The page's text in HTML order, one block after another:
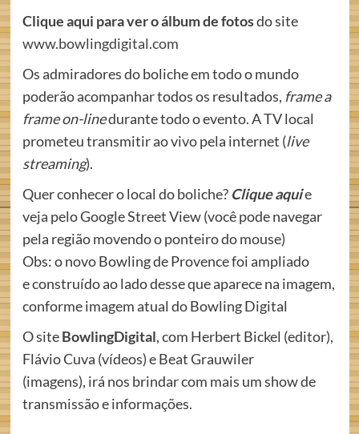
Clique aqui para ver o álbum de fotosdo site
www.bowlingdigital.com
Os admiradores do boliche em todo o mundo
poderão acompanhar todos os resultados, frame a
frame on-linedurante todo o evento. A TV local
prometeu transmitir ao vivo pela internet (live
streaming).
Quer conhecer o local do boliche? Clique aquie
veja pelo Google Street View (você pode navegar
pela região movendo o ponteiro do mouse)
Obs: o novo Bowling de Provence foi ampliado
e construído ao lado desse que aparece na imagem,
conforme imagem atual do Bowling Digital
O siteBowlingDigital, com Herbert Bickel (editor),
Flávio Cuva (vídeos) e Beat Grauwiler
(imagens), irá nos brindar com mais um show de
transmissão e informações.